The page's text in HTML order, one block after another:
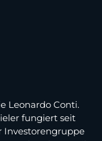
Leonardo Conti.
fungiert seit
Investorengruppe